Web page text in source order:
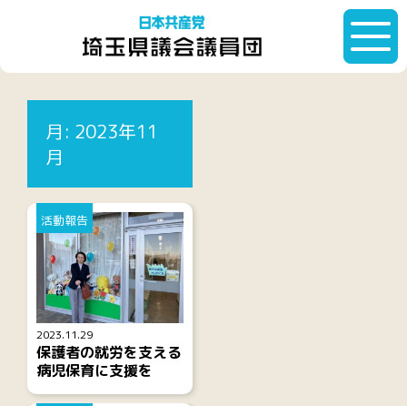
月: 2023年11
月
記事一覧
2023.11.29
活動報告
保護者の就労を支える
病児保育に支援を